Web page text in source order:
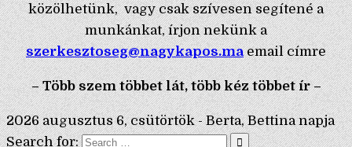
közölhetünk, vagy csak szívesen segítené a
munkánkat, írjon nekünk a
szerkesztoseg@nagykapos.ma email címre
– Több szem többet lát, több kéz többet ír –
2026 augusztus 6, csütörtök - Berta, Bettina napja
Search for: